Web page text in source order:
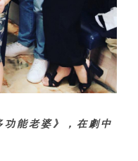
能老婆》，在劇中